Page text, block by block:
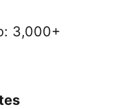
: 3,000+